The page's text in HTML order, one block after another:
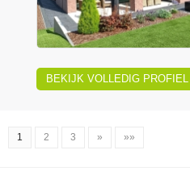
BEKIJK VOLLEDIG PROFIEL
1 2 3 » »»